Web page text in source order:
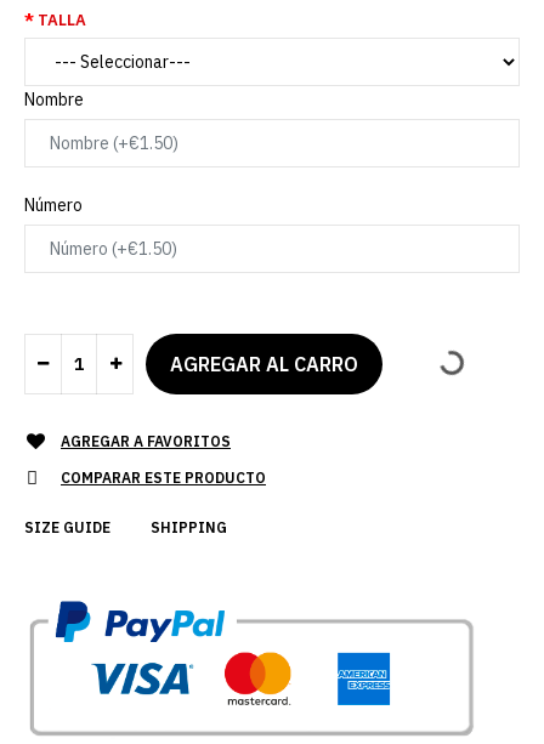
TALLA
Nombre
Número
AGREGAR A FAVORITOS
COMPARAR ESTE PRODUCTO
SIZE GUIDE SHIPPING